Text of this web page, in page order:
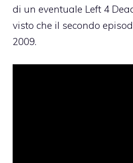
di un eventuale Left 4
visto che il secondo
2009.